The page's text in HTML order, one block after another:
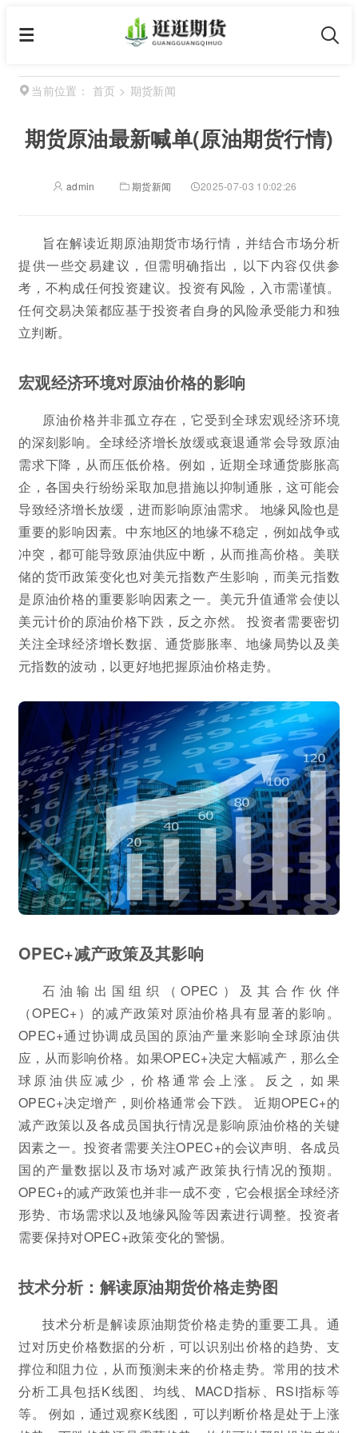
当前位置： 首页 > 期货新闻
期货原油最新喊单(原油期货行情)
admin 期货新闻 2025-07-03 10:02:26
旨在解读近期原油期货市场行情，并结合市场分析
提供一些交易建议，但需明确指出，以下内容仅供参
考，不构成任何投资建议。投资有风险，入市需谨慎。
任何交易决策都应基于投资者自身的风险承受能力和独
立判断。
宏观经济环境对原油价格的影响
原油价格并非孤立存在，它受到全球宏观经济环境
的深刻影响。全球经济增长放缓或衰退通常会导致原油
需求下降，从而压低价格。例如，近期全球通货膨胀高
企，各国央行纷纷采取加息措施以抑制通胀，这可能会
导致经济增长放缓，进而影响原油需求。 地缘风险也是
重要的影响因素。中东地区的地缘不稳定，例如战争或
冲突，都可能导致原油供应中断，从而推高价格。美联
储的货币政策变化也对美元指数产生影响，而美元指数
是原油价格的重要影响因素之一。美元升值通常会使以
美元计价的原油价格下跌，反之亦然。 投资者需要密切
关注全球经济增长数据、通货膨胀率、地缘局势以及美
元指数的波动，以更好地把握原油价格走势。
OPEC+减产政策及其影响
石油输出国组织（OPEC）及其合作伙伴
（OPEC+）的减产政策对原油价格具有显著的影响。
OPEC+通过协调成员国的原油产量来影响全球原油供
应，从而影响价格。如果OPEC+决定大幅减产，那么全
球原油供应减少，价格通常会上涨。反之，如果
OPEC+决定增产，则价格通常会下跌。 近期OPEC+的
减产政策以及各成员国执行情况是影响原油价格的关键
因素之一。投资者需要关注OPEC+的会议声明、各成员
国的产量数据以及市场对减产政策执行情况的预期。
OPEC+的减产政策也并非一成不变，它会根据全球经济
形势、市场需求以及地缘风险等因素进行调整。投资者
需要保持对OPEC+政策变化的警惕。
技术分析：解读原油期货价格走势图
技术分析是解读原油期货价格走势的重要工具。通
过对历史价格数据的分析，可以识别出价格的趋势、支
撑位和阻力位，从而预测未来的价格走势。常用的技术
分析工具包括K线图、均线、MACD指标、RSI指标等
等。 例如，通过观察K线图，可以判断价格是处于上涨